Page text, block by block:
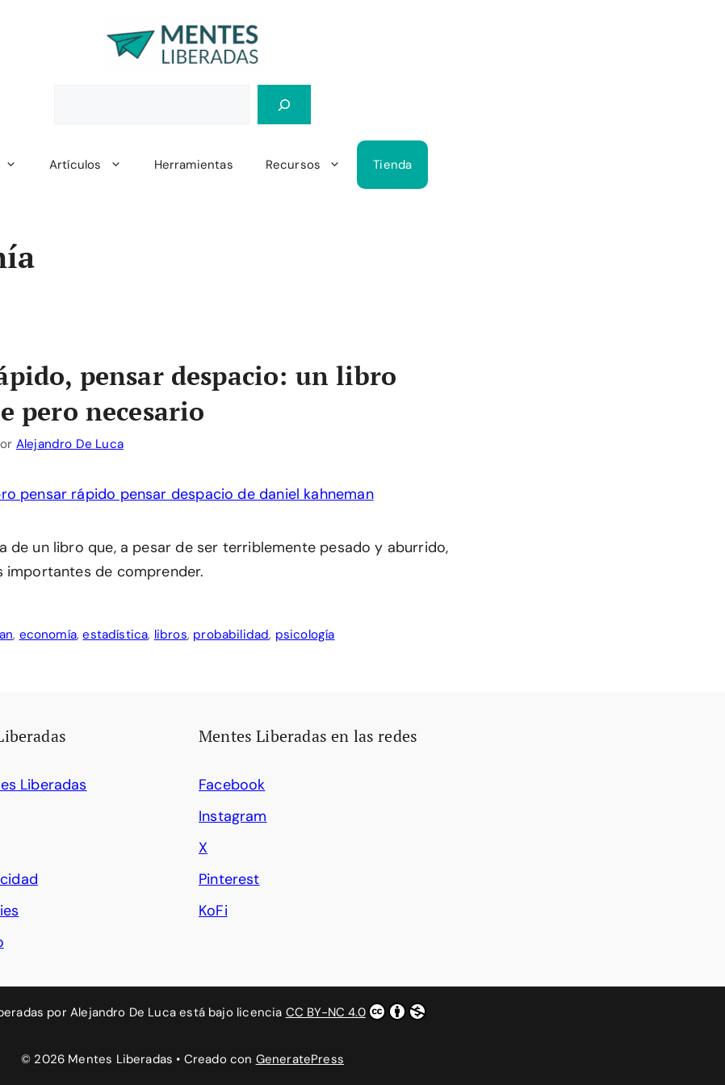
Artículos Herramientas Recursos Tienda
pensar despacio: un libro
pero necesario
Alejandro De Luca
de un libro que, a pesar de ser terriblemente pesado y aburrido,
importantes de comprender.
, economía,estadística, libros, probabilidad, psicología
Liberadas
Mentes Liberadas en las redes
Facebook
Instagram
X
Pinterest
KoFi
por Alejandro De Luca está bajo licencia CC BY-NC 4.0
© 2026 Mentes Liberadas • Creado con GeneratePress